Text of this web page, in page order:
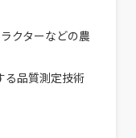
クターなどの農
る品質測定技術